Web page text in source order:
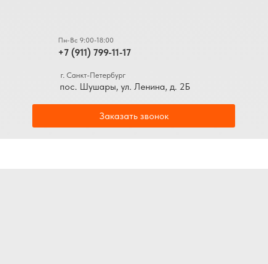
+7 (911) 799-11-17
Пн-Вс 9:00-18:00
Заказать звонок
пос. Шушары, ул. Ленина, д. 2Б
г. Санкт-Петербург